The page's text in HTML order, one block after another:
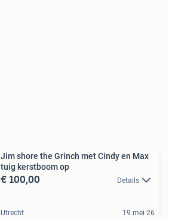
Jim shore the Grinch met Cindy en Max
tuig kerstboom op
€ 100,00 Details
Utrecht 19 mei 26